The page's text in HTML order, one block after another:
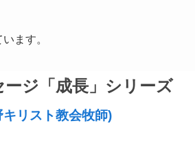
ます。
ジ「成長」シリーズ
リスト教会牧師)